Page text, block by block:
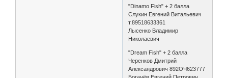
"Dinamo Fish" + 2 балла
Слукин Евгений Витальевич
т.89518633361
Лысенко Владимир
Николаевич
"Dream Fish" + 2 балла
Черенков Дмитрий
Александрович 892ОЧ623777